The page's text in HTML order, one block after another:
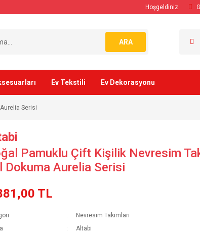
Hoşgeldiniz
ARA
Ev Tekstili Ev Dekorasyonu
Serisi
Pamuklu Çift Kişilik Nevresim
Dokuma Aurelia Serisi
TL
Nevresim Takımları
Altabi